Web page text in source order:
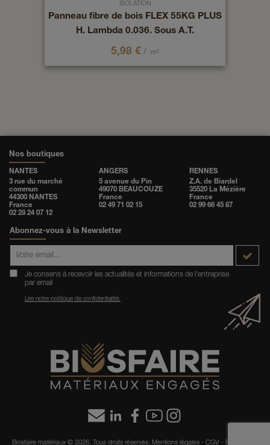
ISOLATION
Panneau fibre de bois FLEX 55KG PLUS
H. Lambda 0.036. Sous A.T.
5,98 € / m²
Nos boutiques
NANTES
3 rue du marché
commun
44300 NANTES
France
02 28 24 07 12
ANGERS
5 avenue du Pin
49070 BEAUCOUZE
France
02 49 71 02 15
RENNES
Z.A. de Biardel
35520 La Mézière
France
02 99 66 45 87
Abonnez-vous à la Newsletter
Je consens à recevoir les actualités et informations de l'entreprise
par email
Lire notre politique de confidentialité.
Biosfaire matériaux © 2026. Tous droits réservés. Mentions légales- CGV - Politique de